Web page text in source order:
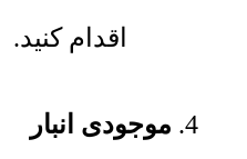
اقدام کنید.
موجودی انبار